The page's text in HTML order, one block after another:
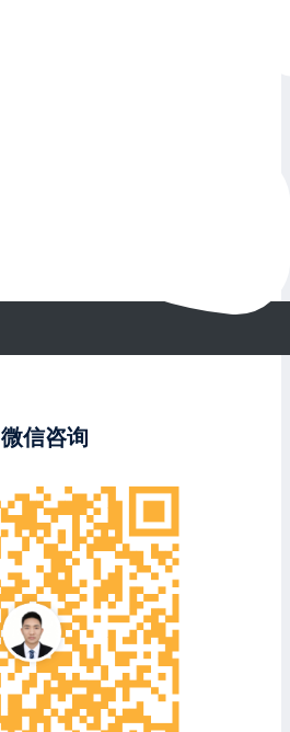
微信咨询